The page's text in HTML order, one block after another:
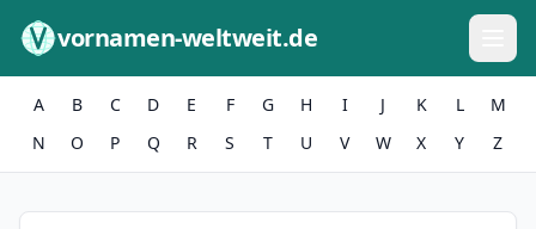
vornamen-weltweit.de
A B C D E F G H I J K L
M
N
O P Q R S T U V W X Y Z